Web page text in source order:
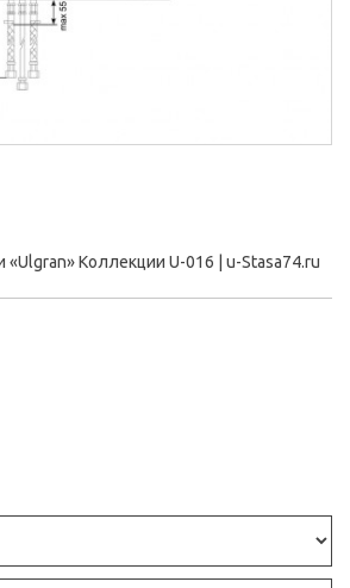
Коллекции U-016 | u-Stasa74.ru